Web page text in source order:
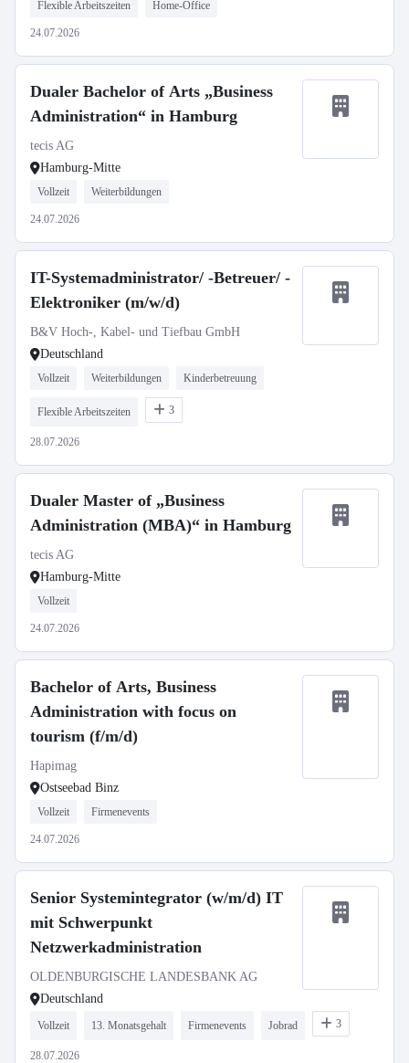
Flexible Arbeitszeiten Home-Office
24.07.2026
Dualer Bachelor of Arts „Business
Administration“ in Hamburg
tecis AG
Hamburg-Mitte
Vollzeit Weiterbildungen
24.07.2026
IT-Systemadministrator/ -Betreuer/ -
Elektroniker (m/w/d)
B&V Hoch-, Kabel- und Tiefbau GmbH
Deutschland
Vollzeit Weiterbildungen Kinderbetreuung
Flexible Arbeitszeiten 3
28.07.2026
Dualer Master of „Business
Administration (MBA)“ in Hamburg
tecis AG
Hamburg-Mitte
Vollzeit
24.07.2026
Bachelor of Arts, Business
Administration with focus on
tourism (f/m/d)
Hapimag
Ostseebad Binz
Vollzeit Firmenevents
24.07.2026
Senior Systemintegrator (w/m/d) IT
mit Schwerpunkt
Netzwerkadministration
OLDENBURGISCHE LANDESBANK AG
Deutschland
Vollzeit 13. Monatsgehalt Firmenevents Jobrad 3
28.07.2026